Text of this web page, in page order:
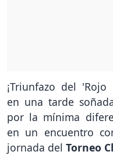
¡Triunfazo del 'Rojo
en una tarde
por la mínima
en un encuentro
jornada del Torneo